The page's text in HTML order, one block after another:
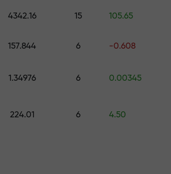
اپنے اکاونٹ میں جمع کروائیں $333 — اور حاصل کریں تک
سے پاک
منافع
4342.16 15 105.65
157.844 6 -0.608
1.34976 6 0.00345
224.01 6 4.50